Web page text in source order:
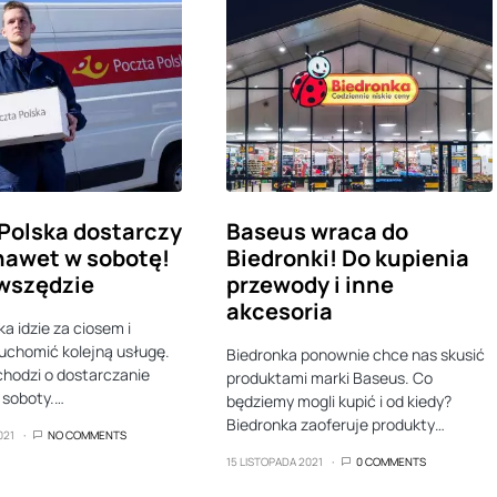
dostarczy
w sobotę!
idzie za ciosem i
kolejną usługę.
o dostarczanie
soboty.…
NO COMMENTS
Baseus wraca do
Biedronki! Do kupienia
przewody i inne
akcesoria
Biedronka ponownie chce nas skusić
produktami marki Baseus. Co
będziemy mogli kupić i od kiedy?
Biedronka zaoferuje produkty…
15 LISTOPADA 2021 0 COMMENTS